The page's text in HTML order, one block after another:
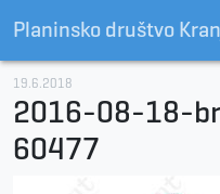
Planinsko društvo
19.6.2018
2016-08-18-
60477